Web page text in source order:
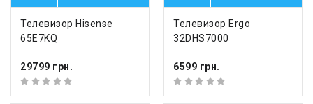
Телевизор Hisense
65E7KQ
29799 грн.
Телевизор Ergo
32DHS7000
6599 грн.